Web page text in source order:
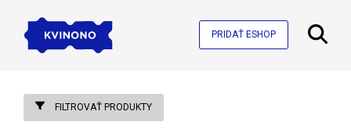
PRIDAŤ ESHOP
FILTROVAŤ PRODUKTY